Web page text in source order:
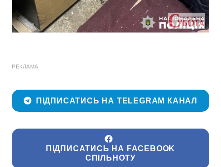
РЕКЛАМА
ПІДПИСАТИСЬ НА TELEGRAM КАНАЛ
ПІДПИСАТИСЬ НА FACEBOOK
СПІЛЬНОТУ